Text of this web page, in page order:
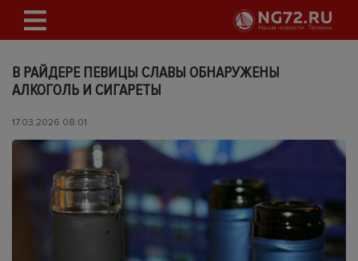
В РАЙДЕРЕ ПЕВИЦЫ СЛАВЫ ОБНАРУЖЕНЫ
АЛКОГОЛЬ И СИГАРЕТЫ
17.03.2026 08:01